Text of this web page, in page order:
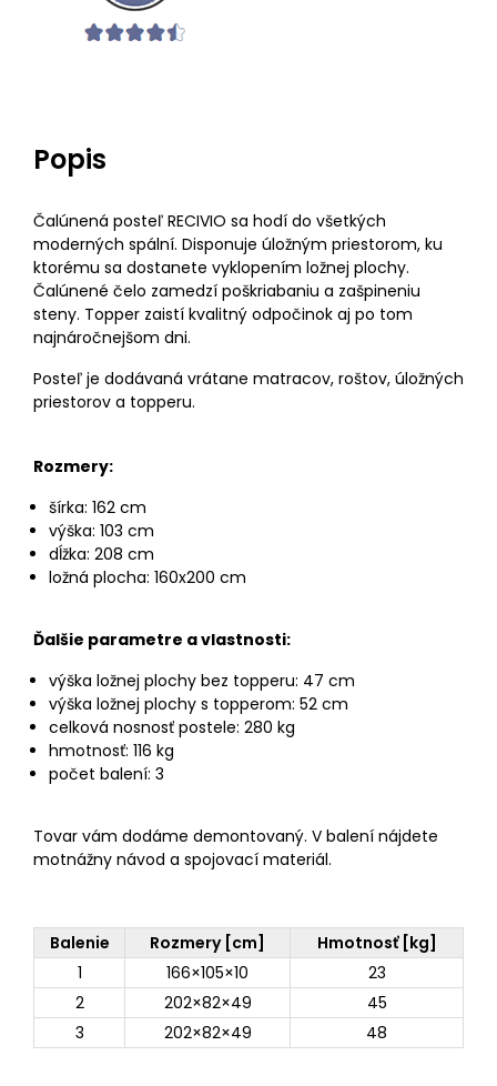
Popis
Čalúnená posteľ RECIVIO sa hodí do všetkých
moderných spální. Disponuje úložným priestorom, ku
ktorému sa dostanete vyklopením ložnej plochy.
Čalúnené čelo zamedzí poškriabaniu a zašpineniu
steny. Topper zaistí kvalitný odpočinok aj po tom
najnáročnejšom dni.
Posteľ je dodávaná vrátane matracov, roštov, úložných
priestorov a topperu.
Rozmery:
šírka: 162 cm
výška: 103 cm
dĺžka: 208 cm
ložná plocha: 160x200 cm
Ďalšie parametre a vlastnosti:
výška ložnej plochy bez topperu: 47 cm
výška ložnej plochy s topperom: 52 cm
celková nosnosť postele: 280 kg
hmotnosť: 116 kg
počet balení: 3
Tovar vám dodáme demontovaný. V balení nájdete
motnážny návod a spojovací materiál.
Balenie Rozmery [cm]
Hmotnosť [kg]
1
166×105×10
23
2
202×82×49
45
3
202×82×49 48